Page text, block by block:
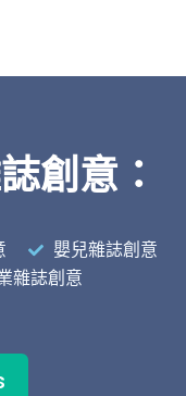
創意：
嬰兒雜誌創意
雜誌創意